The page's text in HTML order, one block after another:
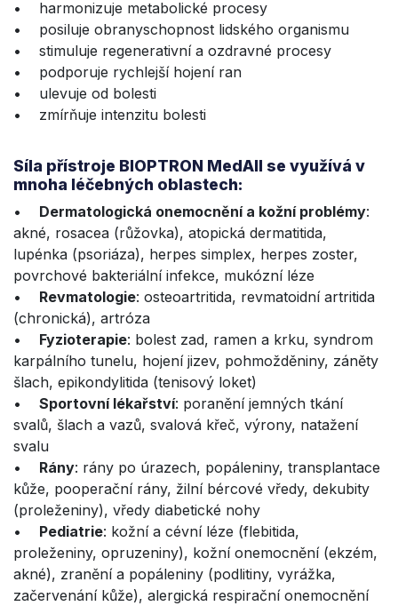
• harmonizuje metabolické procesy
• posiluje obranyschopnost lidského organismu
• stimuluje regenerativní a ozdravné procesy
• podporuje rychlejší hojení ran
• ulevuje od bolesti
• zmírňuje intenzitu bolesti
Síla přístroje BIOPTRON MedAll se využívá v
mnoha léčebných oblastech:
• Dermatologická onemocnění a kožní problémy:
akné, rosacea (růžovka), atopická dermatitida,
lupénka (psoriáza), herpes simplex, herpes zoster,
povrchové bakteriální infekce, mukózní léze
• Revmatologie: osteoartritida, revmatoidní artritida
(chronická), artróza
• Fyzioterapie: bolest zad, ramen a krku, syndrom
karpálního tunelu, hojení jizev, pohmožděniny, záněty
šlach, epikondylitida (tenisový loket)
• Sportovní lékařství: poranění jemných tkání
svalů, šlach a vazů, svalová křeč, výrony, natažení
svalu
• Rány: rány po úrazech, popáleniny, transplantace
kůže, pooperační rány, žilní bércové vředy, dekubity
(proleženiny), vředy diabetické nohy
• Pediatrie: kožní a cévní léze (flebitida,
proleženiny, opruzeniny), kožní onemocnění (ekzém,
akné), zranění a popáleniny (podlitiny, vyrážka,
začervenání kůže), alergická respirační onemocnění